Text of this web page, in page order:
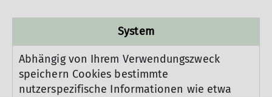
System
Abhängig von Ihrem Verwendungszweck
speichern Cookies bestimmte
nutzerspezifische Informationen wie etwa